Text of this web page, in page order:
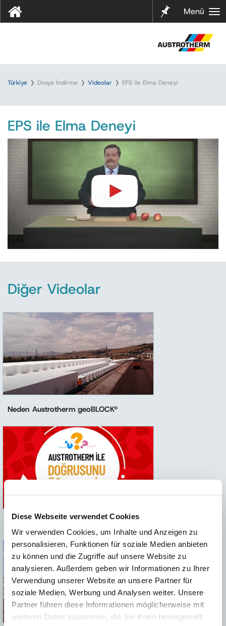
Diese Webseite verwendet Cookies
Wir verwenden Cookies, um Inhalte und Anzeigen zu
personalisieren, Funktionen für soziale Medien anbieten
zu können und die Zugriffe auf unsere Website zu
analysieren. Außerdem geben wir Informationen zu Ihrer
Verwendung unserer Website an unsere Partner für
soziale Medien, Werbung und Analysen weiter. Unsere
Partner führen diese Informationen möglicherweise mit
weiteren Daten zusammen, die Sie ihnen bereitgestellt
Notları
Menü
Türkiye Dosya İndirme Videolar EPS ile Elma Deneyi
EPS ile Elma Deneyi
Diğer Videolar
Neden Austrotherm geoBLOCK®